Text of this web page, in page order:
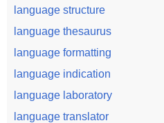
language structure
language thesaurus
language formatting
language indication
language laboratory
language translator